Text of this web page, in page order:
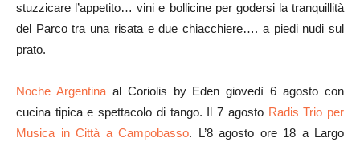
stuzzicare l’appetito… vini e bollicine per godersi la tranquillità
del Parco tra una risata e due chiacchiere…. a piedi nudi sul
prato.
Noche Argentinaal Coriolis by Eden giovedì 6 agosto con
cucina tipica e spettacolo di tango. Il 7 agosto Radis Trio per
Musica in Città a Campobasso. L’8 agosto ore 18 a Largo